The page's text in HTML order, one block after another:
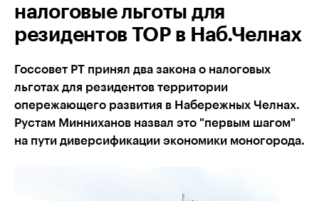
налоговые льготы для
резидентов ТОР в Наб.Челнах
Госсовет РТ принял два закона о налоговых
льготах для резидентов территории
опережающего развития в Набережных Челнах.
Рустам Минниханов назвал это "первым шагом"
на пути диверсификации экономики моногорода.